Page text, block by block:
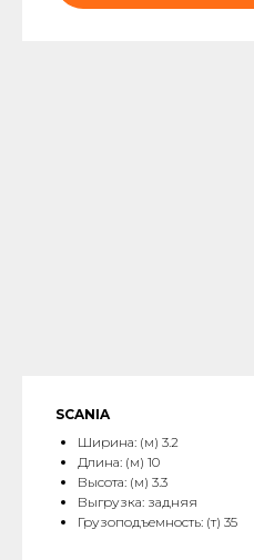
SCANIA
Ширина: (м) 3.2
Длина: (м) 10
Высота: (м) 3.3
Выгрузка: задняя
Грузоподъемность: (т) 35